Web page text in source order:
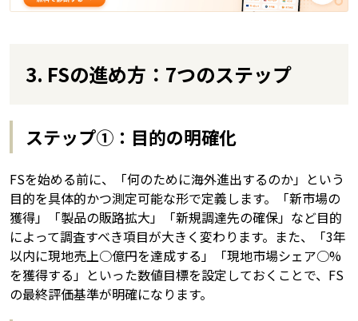
3. FSの進め方：7つのステップ
ステップ①：目的の明確化
FSを始める前に、「何のために海外進出するのか」という
目的を具体的かつ測定可能な形で定義します。「新市場の
獲得」「製品の販路拡大」「新規調達先の確保」など目的
によって調査すべき項目が大きく変わります。また、「3年
以内に現地売上○億円を達成する」「現地市場シェア○%
を獲得する」といった数値目標を設定しておくことで、FS
の最終評価基準が明確になります。